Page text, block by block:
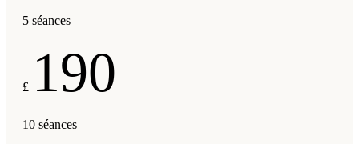
5 séances
£ 190
10 séances